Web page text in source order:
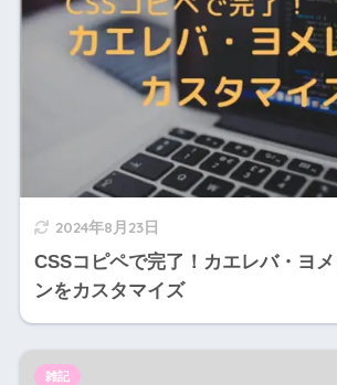
2024年8月23日
CSSコピペで完了！カエレバ・ヨ
ンをカスタマイズ
雑記